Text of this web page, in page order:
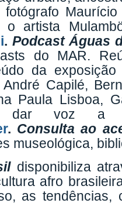
fotógrafo
o artista
. Podcast Águas
do MAR.
da
Capilé,
Paula Lisboa,
dar voz a
. Consulta ao
museológica,
disponibiliza
afro
as